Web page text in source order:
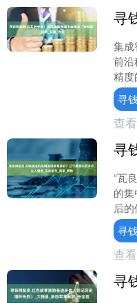
集成
前沿
精度
款获
耗测
寻
查看
“瓦
的
后
之高
令人
寻
查看